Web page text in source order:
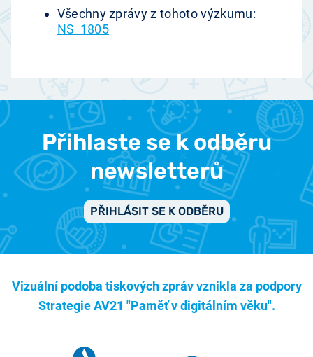
Všechny zprávy z tohoto výzkumu:
NS_1805
Přihlaste se k odběru
newsletterů
PŘIHLÁSIT SE K ODBĚRU
Vizuální podoba tiskových zpráv vznikla za podpory
Strategie AV21 "Paměť v digitálním věku".